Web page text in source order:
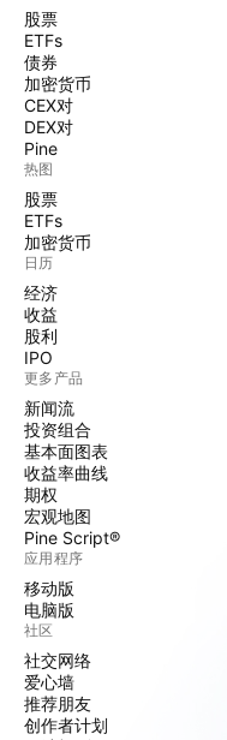
股票
ETFs
债券
加密货币
CEX对
DEX对
Pine
热图
股票
ETFs
加密货币
日历
经济
收益
股利
IPO
更多产品
新闻流
投资组合
基本面图表
收益率曲线
期权
宏观地图
Pine Script®
应用程序
移动版
电脑版
社区
社交网络
爱心墙
推荐朋友
创作者计划